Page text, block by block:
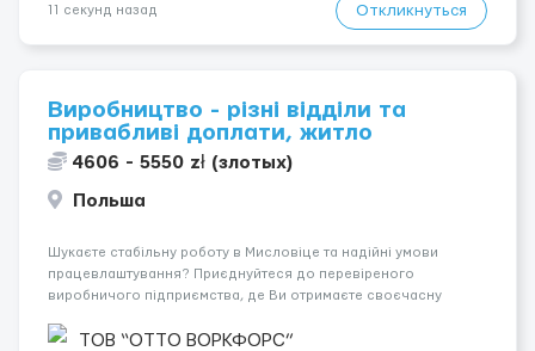
11 секунд назад Откликнуться
Виробництво - різні відділи та
привабливі доплати, житло
4606 - 5550 zł (злотых)
Польша
Шукаєте стабільну роботу в Мисловіце та надійні умови
працевлаштування? Приєднуйтеся до перевіреного
виробничого підприємства, де Ви отримаєте своєчасну
підібрати посаду відповідно до Ваших навичок
ТОВ “ОТТО ВОРКФОРС”